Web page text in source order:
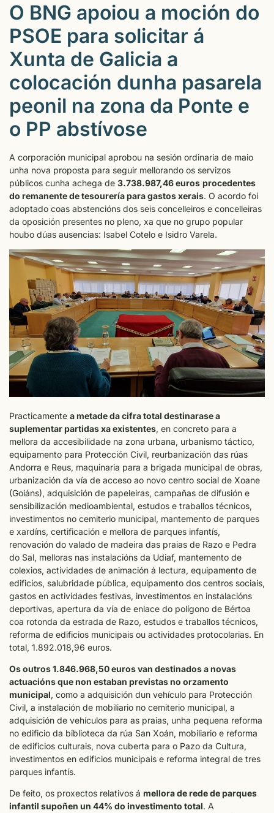
O BNG apoiou a moción do
PSOE para solicitar á
Xunta de Galicia a
colocación dunha pasarela
peonil na zona da Ponte e
o PP abstívose
A corporación municipal aprobou na sesión ordinaria de maio
unha nova proposta para seguir mellorando os servizos
públicos cunha achega de 3.738.987,46 euros procedentes
do remanente de tesourería para gastos xerais. O acordo foi
adoptado coas abstencións dos seis concelleiros e concelleiras
da oposición presentes no pleno, xa que no grupo popular
houbo dúas ausencias: Isabel Cotelo e Isidro Varela.
Practicamente a metade da cifra total destinarase a
suplementar partidas xa existentes, en concreto para a
mellora da accesibilidade na zona urbana, urbanismo táctico,
equipamento para Protección Civil, reurbanización das rúas
Andorra e Reus, maquinaria para a brigada municipal de obras,
urbanización da vía de acceso ao novo centro social de Xoane
(Goiáns), adquisición de papeleiras, campañas de difusión e
sensibilización medioambiental, estudos e traballos técnicos,
investimentos no cemiterio municipal, mantemento de parques
e xardíns, certificación e mellora de parques infantís,
renovación do valado de madeira das praias de Razo e Pedra
do Sal, melloras nas instalacións da Udiaf, mantemento de
colexios, actividades de animación á lectura, equipamento de
edificios, salubridade pública, equipamento dos centros sociais,
gastos en actividades festivas, investimentos en instalacións
deportivas, apertura da vía de enlace do polígono de Bértoa
coa rotonda da estrada de Razo, estudos e traballos técnicos,
reforma de edificios municipais ou actividades protocolarias. En
total, 1.892.018,96 euros.
Os outros 1.846.968,50 euros van destinados a novas
actuacións que non estaban previstas no orzamento
municipal, como a adquisición dun vehículo para Protección
Civil, a instalación de mobiliario no cemiterio municipal, a
adquisición de vehículos para as praias, unha pequena reforma
no edificio da biblioteca da rúa San Xoán, mobiliario e reforma
de edificios culturais, nova cuberta para o Pazo da Cultura,
investimentos en edificios municipais e reforma integral de tres
parques infantís.
De feito, os proxectos relativos á mellora de rede de parques
infantil supoñen un 44% do investimento total. A